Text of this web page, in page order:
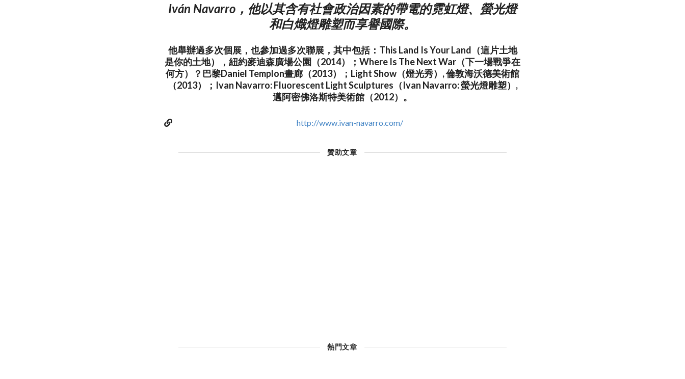
Iván Navarro，他以其含有社會政治因素的帶電的霓虹燈、螢光燈
和白熾燈雕塑而享譽國際。
他舉辦過多次個展，也參加過多次聯展，其中包括：This Land Is Your Land（這片土地
是你的土地），紐約麥迪森廣場公園（2014）；Where Is The Next War（下一場戰爭在
何方）？巴黎Daniel Templon畫廊（2013）；Light Show（燈光秀）, 倫敦海沃德美術館
（2013）；Ivan Navarro: Fluorescent Light Sculptures（Ivan Navarro: 螢光燈雕塑）,
邁阿密佛洛斯特美術館（2012）。
http://www.ivan-navarro.com/
贊助文章
熱門文章